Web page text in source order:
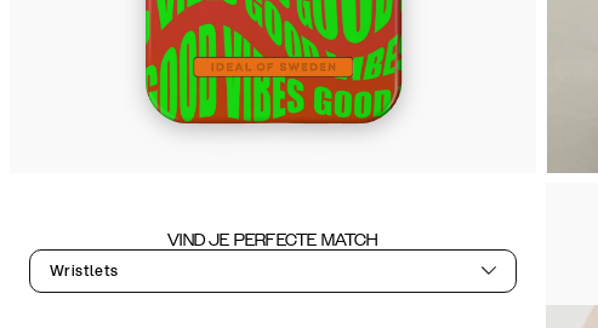
VIND JE PERFECTE MATCH
Wristlets